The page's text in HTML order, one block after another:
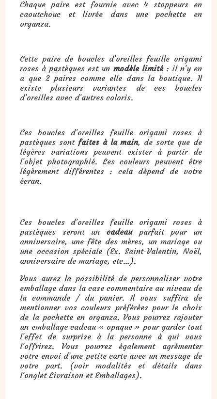
Chaque paire est fournie avec 4 stoppeurs en
caoutchouc et livrée dans une pochette en
organza.
Cette paire de boucles d’oreilles feuille origami
roses à pastèques est un modèle limité: il n’y en
a que 2 paires comme elle dans la boutique. Il
existe plusieurs variantes de ces boucles
d’oreilles avec d’autres coloris.
Ces boucles d’oreilles feuille origami roses à
pastèques sont faites à la main, de sorte que de
légères variations peuvent exister à partir de
l’objet photographié. Les couleurs peuvent être
légèrement différentes : cela dépend de votre
écran.
Ces boucles d’oreilles feuille origami roses à
pastèques seront un cadeauparfait pour un
anniversaire, une fête des mères, un mariage ou
une occasion spéciale (Ex. Saint-Valentin, Noël,
anniversaire de mariage, etc…).
Vous aurez la possibilité de personnaliser votre
emballage dans la case commentaire au niveau de
la commande / du panier. Il vous suffira de
mentionner vos couleurs préférées pour le choix
de la pochette en organza. Vous pourrez rajouter
un emballage cadeau « opaque » pour garder tout
l’effet de surprise à la personne à qui vous
l’offrirez. Vous pourrez également agrémenter
votre envoi d’une petite carte avec un message de
votre part. (voir modalités et détails dans
l’onglet Livraison et Emballages).